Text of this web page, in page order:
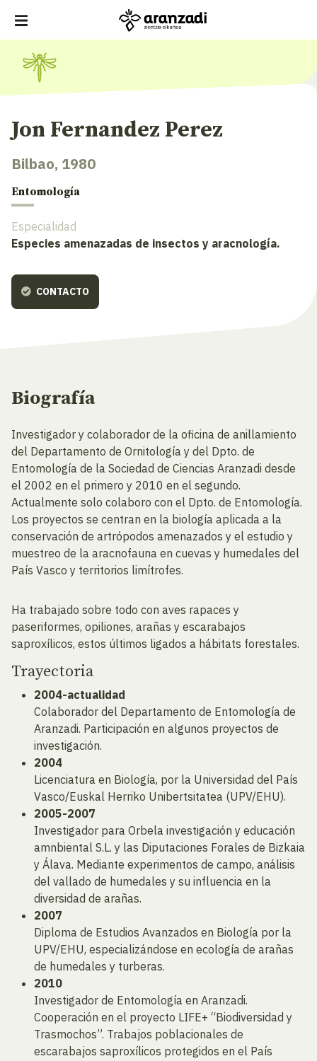
Jon Fernandez Perez
Bilbao, 1980
Entomología
Especialidad
Especies amenazadas de insectos y aracnología.
CONTACTO
Biografía
Investigador y colaborador de la oficina de anillamiento
del Departamento de Ornitología y del Dpto. de
Entomología de la Sociedad de Ciencias Aranzadi desde
el 2002 en el primero y 2010 en el segundo.
Actualmente solo colaboro con el Dpto. de Entomología.
Los proyectos se centran en la biología aplicada a la
conservación de artrópodos amenazados y el estudio y
muestreo de la aracnofauna en cuevas y humedales del
País Vasco y territorios limítrofes.
Ha trabajado sobre todo con aves rapaces y
paseriformes, opiliones, arañas y escarabajos
saproxílicos, estos últimos ligados a hábitats forestales.
Trayectoria
2004-actualidad
Colaborador del Departamento de Entomología de
Aranzadi. Participación en algunos proyectos de
investigación.
2004
Licenciatura en Biología, por la Universidad del País
Vasco/Euskal Herriko Unibertsitatea (UPV/EHU).
2005-2007
Investigador para Orbela investigación y educación
amnbiental S.L. y las Diputaciones Forales de Bizkaia
y Álava. Mediante experimentos de campo, análisis
del vallado de humedales y su influencia en la
diversidad de arañas.
2007
Diploma de Estudios Avanzados en Biología por la
UPV/EHU, especializándose en ecología de arañas
de humedales y turberas.
2010
Investigador de Entomología en Aranzadi.
Cooperación en el proyecto LIFE+ “Biodiversidad y
Trasmochos”. Trabajos poblacionales de
escarabajos saproxílicos protegidos en el País